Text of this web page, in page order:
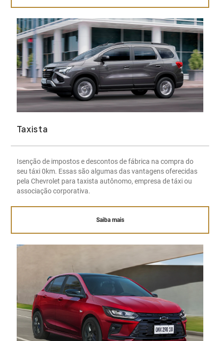
Taxista
Isenção de impostos e descontos de fábrica na compra do
seu táxi 0km. Essas são algumas das vantagens oferecidas
pela Chevrolet para taxista autônomo, empresa de táxi ou
associação corporativa.
Saiba mais